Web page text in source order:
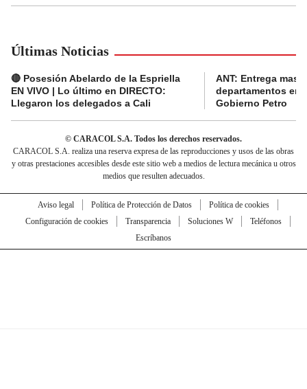
Últimas Noticias
🔴 Posesión Abelardo de la Espriella
EN VIVO | Lo último en DIRECTO:
Llegaron los delegados a Cali
ANT: Entrega
departamentos en
Gobierno Petro
© CARACOL S.A. Todos los derechos reservados.
CARACOL S.A. realiza una reserva expresa de las reproducciones y usos de las obras
y otras prestaciones accesibles desde este sitio web a medios de lectura mecánica u otros
medios que resulten adecuados.
Aviso legal Política de Protección de Datos
Política de cookies
Configuración de cookies
Transparencia Soluciones W
Teléfonos
Escríbanos